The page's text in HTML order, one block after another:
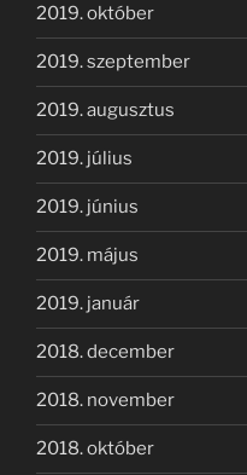
2019. október
2019. szeptember
2019. augusztus
2019. július
2019. június
2019. május
2019. január
2018. december
2018. november
2018. október